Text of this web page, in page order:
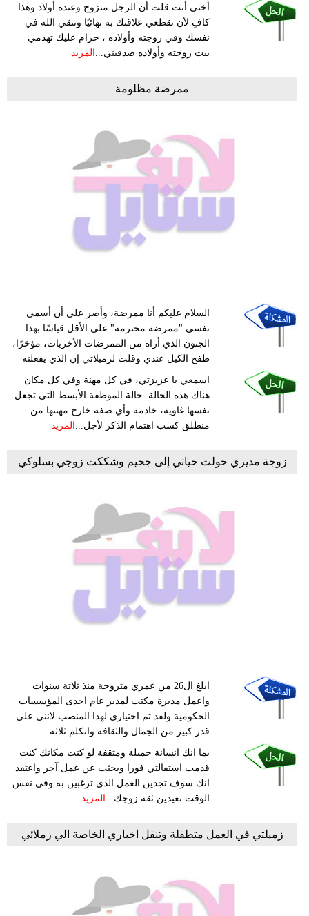
أختي أنت قلت أن الرجل متزوج وعنده أولاد وهذا
كافِ لأن تقطعي علاقتك به نهائيًا وتتقي الله في
نفسك وفي زوجته وأولاده ، حرام عليك تهدمي
بيت زوجته وأولاده صدقيني... المزيد
ممرضة مظلومة
السلام عليكم أنا ممرضة، وأصر على أن أسمي
نفسي "ممرضة محترمة" على الأقل قياسًا بهذا
الجنون الذي أراه من الممرضات الأخريات، مؤخرًا،
طفح الكيل عندي وقلت لزميلاتي إن الذي يفعلنه
اسمعي يا عزيزتي، في كل مهنة وفي كل مكان
هناك هذه الحالة. حالة الموظفة الأبسط التي تجعل
نفسها غاوية، خادمة وأي صفة خارج مهنتها من
منطلق كسب اهتمام الذكر لأجل... المزيد
زوجة مديري حولت حياتي إلى جحيم وشككت زوجي بسلوكي
ابلغ ال26 من عمري متزوجة منذ ثلاتة سنوات
واعمل مديرة مكتب لمدير عام احدى المؤسسات
الحكومية ولقد تم اختياري لهذا المنصب لانني على
قدر كبير من الجمال والثقافة واتكلم ثلاثة
بما انك انسانة جميلة ومثقفة لو كنت مكانك كنت
قدمت استقالتي فورا وبحثت عن عمل آخر واعتقد
انك سوف تجدين العمل الذي ترغبين به وفي نفس
الوقت تعيدين ثقة زوجك...
المزيد
زميلتي في العمل متطفلة وتنقل اخباري الخاصة الي زملائي